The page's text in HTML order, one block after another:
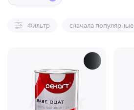
Фильтр сначала популярные